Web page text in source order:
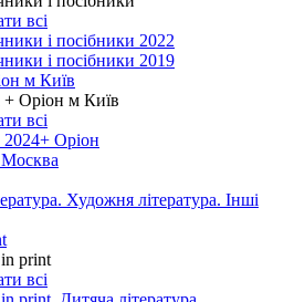
всі
і посібники 2022
і посібники 2019
м Київ
+ Оріон м Київ
всі
2024+ Оріон
Художня література. Інші
print
всі